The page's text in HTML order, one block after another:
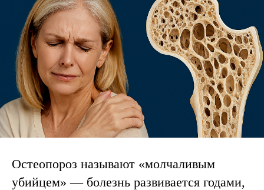
Остеопороз называют «молчаливым
убийцем» — болезнь развивается годами,